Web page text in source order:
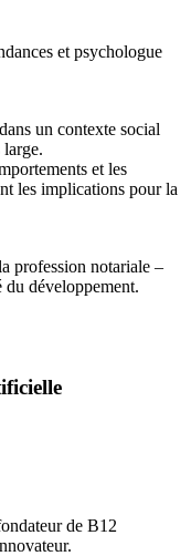
et psychologue
un contexte social
et les
les implications pour la
profession notariale –
du développement.
de B12